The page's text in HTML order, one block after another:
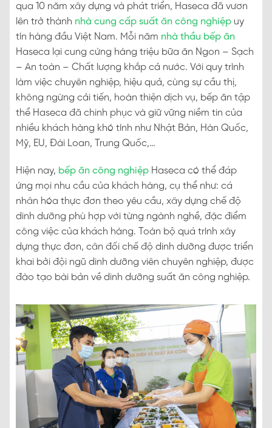
qua 10 năm xây dựng và phát triển, Haseca đã vươn
lên trở thành nhà cung cấp suất ăn công nghiệp uy
tín hàng đầu Việt Nam. Mỗi năm nhà thầu bếp ăn
Haseca lại cung cứng hàng triệu bữa ăn Ngon – Sạch
– An toàn – Chất lượng khắp cả nước. Với quy trình
làm việc chuyên nghiệp, hiệu quả, cùng sự cầu thị,
không ngừng cải tiến, hoàn thiện dịch vụ, bếp ăn tập
thể Haseca đã chinh phục và giữ vững niềm tin của
nhiều khách hàng khó tính như Nhật Bản, Hàn Quốc,
Mỹ, EU, Đài Loan, Trung Quốc,…
Hiện nay, bếp ăn công nghiệp Haseca có thể đáp
ứng mọi nhu cầu của khách hàng, cụ thể như: cá
nhân hóa thực đơn theo yêu cầu, xây dựng chế độ
dinh dưỡng phù hợp với từng ngành nghề, đặc điểm
công việc của khách hàng. Toàn bộ quá trình xây
dựng thực đơn, cân đối chế độ dinh dưỡng được triển
khai bởi đội ngũ dinh dưỡng viên chuyên nghiệp, được
đào tạo bài bản về dinh dưỡng suất ăn công nghiệp.